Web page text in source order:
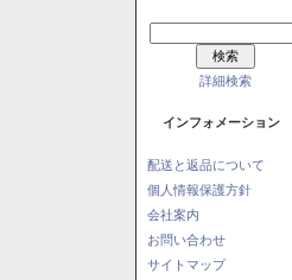
詳細検索
インフォメーション
配送と返品について
個人情報保護方針
会社案内
お問い合わせ
サイトマップ